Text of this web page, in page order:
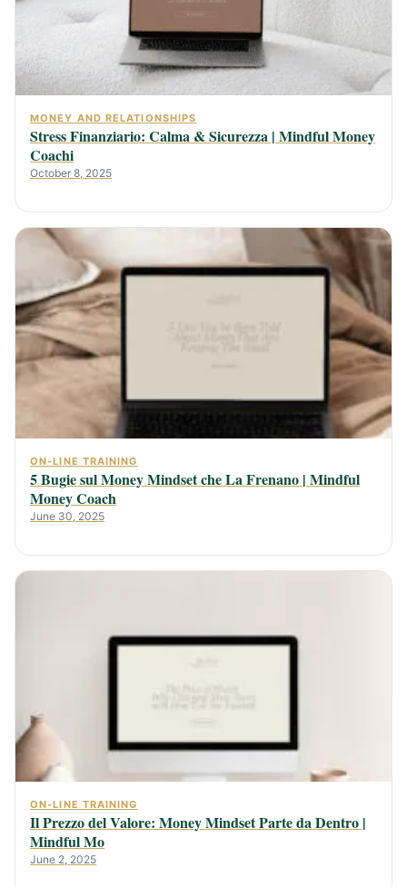
MONEY AND RELATIONSHIPS
Stress Finanziario: Calma & Sicurezza | Mindful Money
Coachi
October 8, 2025
ON-LINE TRAINING
5 Bugie sul Money Mindset che La Frenano | Mindful
Money Coach
June 30, 2025
ON-LINE TRAINING
Il Prezzo del Valore: Money Mindset Parte da Dentro |
Mindful Mo
June 2, 2025